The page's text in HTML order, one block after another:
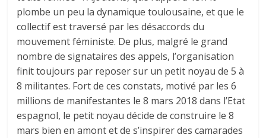
plombe un peu la dynamique toulousaine, et que le
collectif est traversé par les désaccords du
mouvement féministe. De plus, malgré le grand
nombre de signataires des appels, l’organisation
finit toujours par reposer sur un petit noyau de 5 à
8 militantes. Fort de ces constats, motivé par les 6
millions de manifestantes le 8 mars 2018 dans l’Etat
espagnol, le petit noyau décide de construire le 8
mars bien en amont et de s’inspirer des camarades